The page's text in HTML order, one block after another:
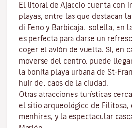
El litoral de Ajaccio cuenta con
playas, entre las que destacan
di Feno y Barbicaja. Isolella, en
es perfecta para darse un
coger el avión de vuelta. Si, en
moverse del centro, puede
la bonita playa urbana de St-
huir del caos de la ciudad.
Otras atracciones turísticas
el sitio arqueológico de Filitosa,
menhires, y la espectacular